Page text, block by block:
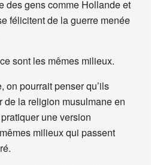
des gens comme Hollande et
félicitent de la guerre menée
sont les mêmes milieux.
on pourrait penser qu’ils
de la religion musulmane en
une version
milieux qui passent